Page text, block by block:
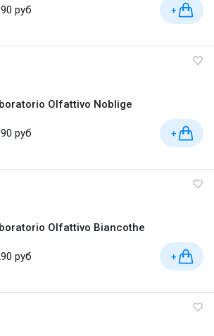
руб +
Olfattivo Noblige
руб +
Olfattivo Biancothe
руб +